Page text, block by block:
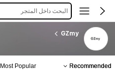
البحث داخل المتجر
GZmy
Recommended
Most Popular